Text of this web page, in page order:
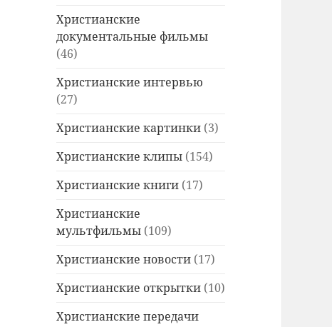
Христианские
документальные фильмы
(46)
Христианские интервью
(27)
Христианские картинки (3)
Христианские клипы (154)
Христианские книги (17)
Христианские
мультфильмы (109)
Христианские новости (17)
Христианские открытки (10)
Христианские передачи